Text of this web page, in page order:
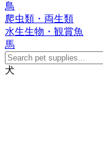
鳥
爬虫類・両生類
水生生物・観賞魚
馬
犬